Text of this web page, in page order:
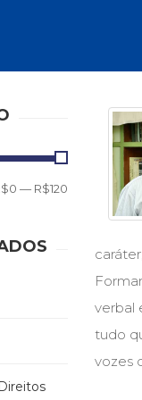
(14)
(41)
e Marketing (33)
Comunicação
(21)
verbal
tudo
vozes
Preço
mínimo
Preço
máximo
— R$120